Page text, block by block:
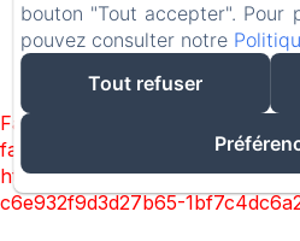
EN FR
Créé par
Failed to load BookingEngine/
failed. (missing:
https://
c6e932f9d3d27b65-
bouton "Tout accepter". Pour
pouvez consulter notre
Tout refuser